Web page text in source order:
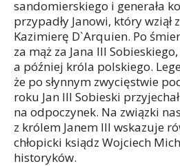
sandomierskiego i generała
przypadły Janowi, który wziął
Kazimierę D`Arquien. Po
za mąż za Jana III
a później króla polskiego.
że po słynnym zwycięstwie
roku Jan III Sobieski
na odpoczynek. Na związki
z królem Janem III wskazuje
chłopicki ksiądz Wojciech
historyków.